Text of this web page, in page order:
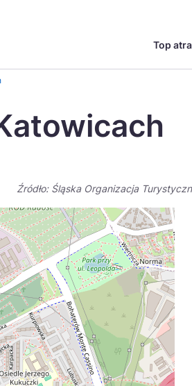
Top
Polskie
Źródło: Śląska Organizacja